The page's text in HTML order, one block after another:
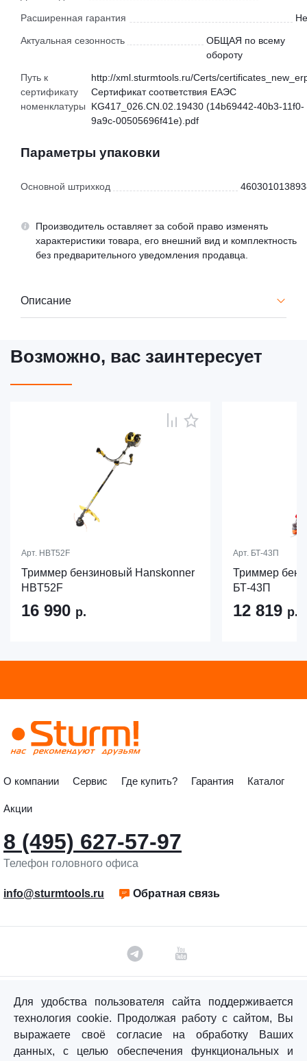
Расширенная гарантия
Актуальная сезонность
ОБЩАЯ по всему
обороту
Путь к
сертификату
номенклатуры
http://xml.sturmtools.ru/Certs/
Сертификат соответствия ЕАЭС
KG417_026.CN.02.19430 (14b69442-40b3-11f0-
9a9c-00505696f41e).pdf
Параметры упаковки
Основной штрихкод
Производитель оставляет за собой право изменять
характеристики товара, его внешний вид и комплектность
без предварительного уведомления продавца.
Описание
Возможно, вас заинтересует
Арт. HBT52F
Триммер бензиновый Hanskonner
HBT52F
16 990 р.
Арт. БТ-43П
Триммер
БТ-43П
12 819 р.
О компании Сервис Где купить? Гарантия Каталог
Акции
8 (495) 627-57-97
Телефон головного офиса
info@sturmtools.ru Обратная связь
©«Sturm!» 2011–2026 ®
Все права защищены.
Политика обработки персональных данных
Для удобства пользователя сайта поддерживается
технология cookie. Продолжая работу с сайтом, Вы
выражаете своё согласие на обработку Ваших
данных, с целью обеспечения функциональных и